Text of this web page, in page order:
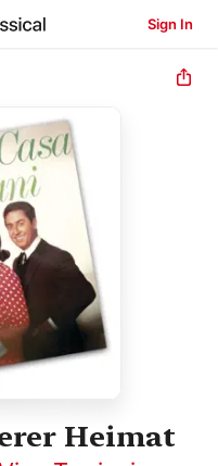
Sign In
Heimat